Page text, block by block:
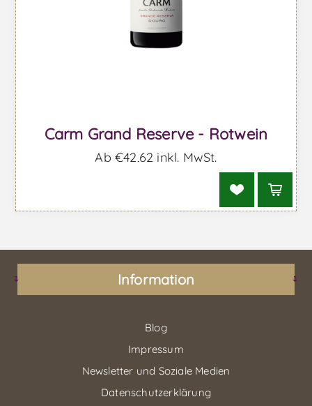
Carm Grand Reserve - Rotwein
Ab €42,62 inkl. MwSt.
Information
Blog
Impressum
Newsletter und Soziale Medien
Datenschutzerklärung